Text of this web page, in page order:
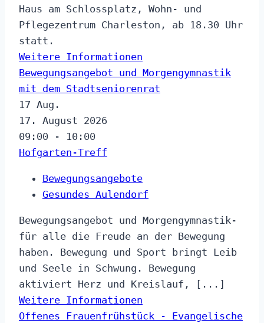
Haus am Schlossplatz, Wohn- und
Pflegezentrum Charleston, ab 18.30 Uhr
statt.
Weitere Informationen
Bewegungsangebot und Morgengymnastik
mit dem Stadtseniorenrat
17 Aug.
17. August 2026
09:00 - 10:00
Hofgarten-Treff
Bewegungsangebote
Gesundes Aulendorf
Bewegungsangebot und Morgengymnastik-
für alle die Freude an der Bewegung
haben. Bewegung und Sport bringt Leib
und Seele in Schwung. Bewegung
aktiviert Herz und Kreislauf, [...]
Weitere Informationen
Offenes Frauenfrühstück - Evangelische